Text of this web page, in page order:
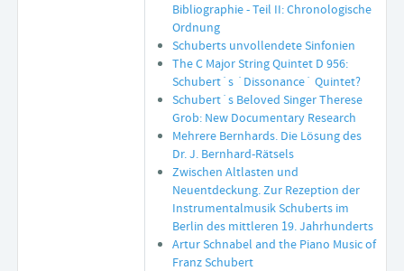
Bibliographie - Teil II: Chronologische
Ordnung
Schuberts unvollendete Sinfonien
The C Major String Quintet D 956:
Schubert´s ´Dissonance´ Quintet?
Schubert´s Beloved Singer Therese
Grob: New Documentary Research
Mehrere Bernhards. Die Lösung des
Dr. J. Bernhard-Rätsels
Zwischen Altlasten und
Neuentdeckung. Zur Rezeption der
Instrumentalmusik Schuberts im
Berlin des mittleren 19. Jahrhunderts
Artur Schnabel and the Piano Music of
Franz Schubert